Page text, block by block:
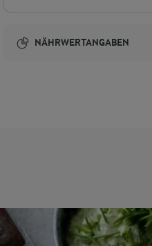
NÄHRWERTANGABEN